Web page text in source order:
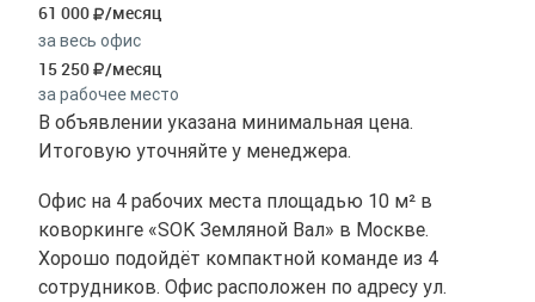
61 000 /месяц
за весь офис
15 250 /месяц
за рабочее место
В объявлении указана минимальная цена.
Итоговую уточняйте у менеджера.
Офис на 4 рабочих места площадью 10 м² в
коворкинге «SOK Земляной Вал» в Москве.
Хорошо подойдёт компактной команде из 4
сотрудников. Офис расположен по адресу ул.